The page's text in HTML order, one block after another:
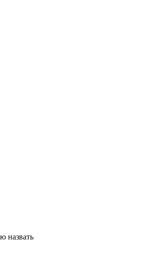
назвать